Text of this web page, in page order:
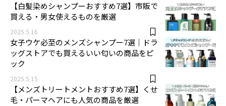
【白髪染めシャンプーおすすめ7選】市販で
買える・男女使えるものを厳選
2025.5.16
女子ウケ必至のメンズシャンプー7選｜ドラ
ッグストアでも買えるいい匂いの商品をピ
ック
2025.5.15
【メンズトリートメントおすすめ7選】くせ
毛・パーマヘアにも人気の商品を厳選